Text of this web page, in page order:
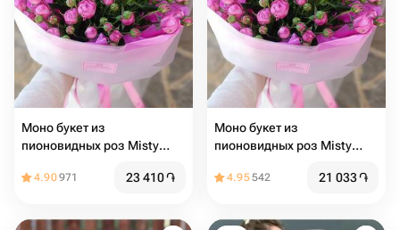
Моно букет из
пионовидных роз Misty
4.90971 23 410֏
Моно букет из
пионовидных роз Misty
4.95542 21 033֏